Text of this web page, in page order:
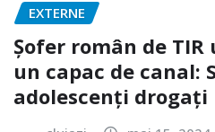
EXTERNE
Șofer român de
un capac de canal:
adolescenți drogați